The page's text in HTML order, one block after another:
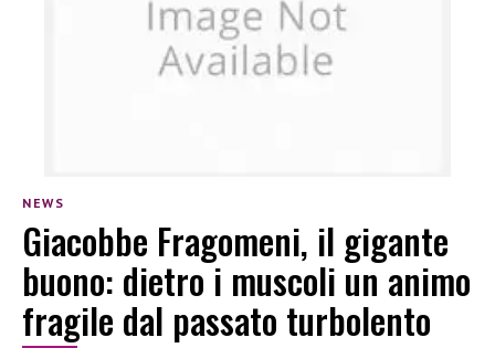
NEWS
Giacobbe Fragomeni, il gigante
buono: dietro i muscoli un animo
fragile dal passato turbolento